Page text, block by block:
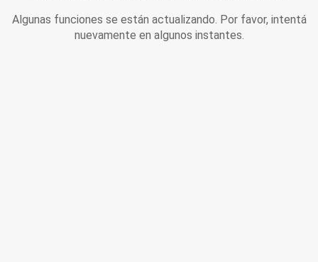
Algunas funciones se están actualizando. Por favor, intentá
nuevamente en algunos instantes.